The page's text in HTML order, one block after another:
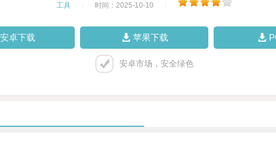
工具 时间：2025-10-10
安卓下载 苹果下载
安卓市场，安全绿色